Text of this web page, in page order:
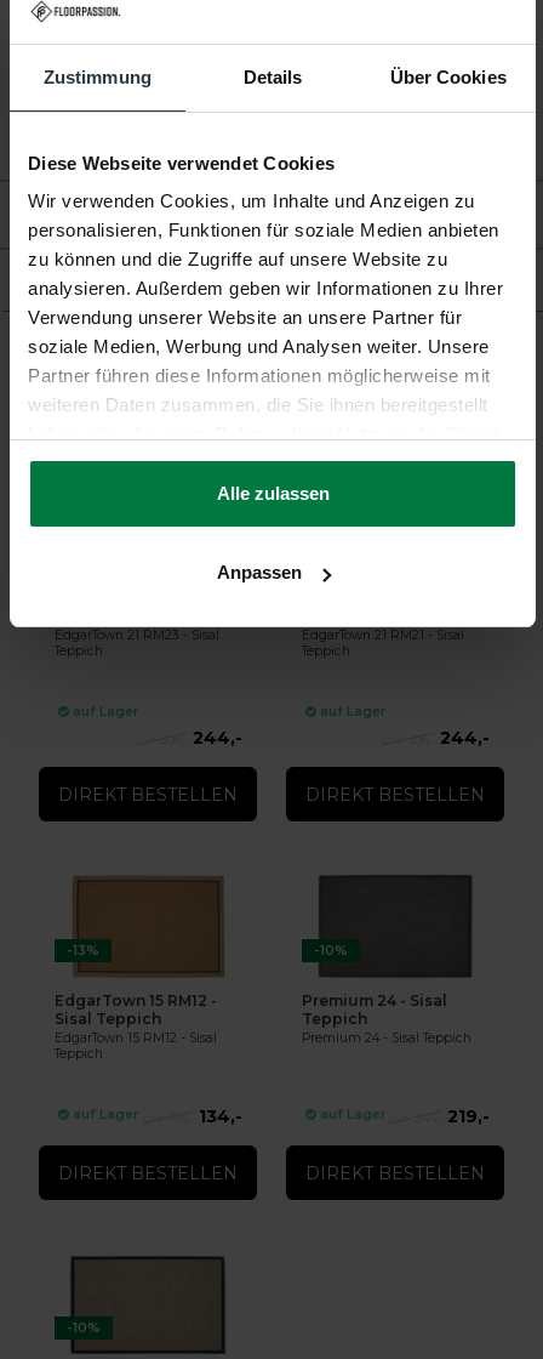
Zustimmung Details Über Cookies
Diese Webseite verwendet Cookies
Wir verwenden Cookies, um Inhalte und Anzeigen zu
personalisieren, Funktionen für soziale Medien anbieten
zu können und die Zugriffe auf unsere Website zu
analysieren. Außerdem geben wir Informationen zu Ihrer
Verwendung unserer Website an unsere Partner für
soziale Medien, Werbung und Analysen weiter. Unsere
Partner führen diese Informationen möglicherweise mit
weiteren Daten zusammen, die Sie ihnen bereitgestellt
gesammelt haben.
Alle zulassen
Anpassen
Bewertungen
Produkt
Baumwolle | Ca. 10 Zentimeter (RM 18)
Garantie:
Ergänzende Produkte
EdgarTown 21 RM23 - Sisal
Teppich
auf Lager
244,-
DIREKT BESTELLEN
EdgarTown 21 RM21 - Sisal
Teppich
auf Lager
244,-
DIREKT BESTELLEN
-13%
EdgarTown 15 RM12 -
Sisal Teppich
EdgarTown 15 RM12 - Sisal
Teppich
auf Lager 134,-
DIREKT BESTELLEN
-10%
Premium 24 - Sisal
Teppich
Premium 24 - Sisal Teppich
auf Lager 219,-
DIREKT BESTELLEN
-10%